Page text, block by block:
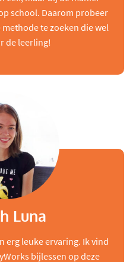
school. Daarom probeer
te zoeken die wel
de leerling!
Luna
erg leuke ervaring. Ik vind
bijlessen op deze